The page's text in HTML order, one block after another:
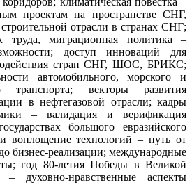
проектам на пространстве СНГ,
отрасли в странах СНГ;
труда, миграционная политика –
доступ инноваций для
стран СНГ, ШОС, БРИКС;
автомобильного, морского и
транспорта; векторы развития
в нефтегазовой отрасли; кадры
– валидация и верификация
большого евразийского
и воплощение технологий – путь от
бизнес-реализации; международные
год 80-летия Победы в Великой
– духовно-нравственные аспекты